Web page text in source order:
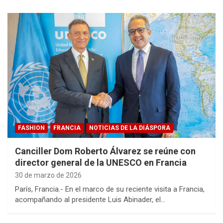
FASHION FRANCIA NOTICIAS DE LA DIÁSPORA
Canciller Dom Roberto Álvarez se reúne con
director general de la UNESCO en Francia
30 de marzo de 2026
París, Francia.- En el marco de su reciente visita a Francia,
acompañando al presidente Luis Abinader, el…